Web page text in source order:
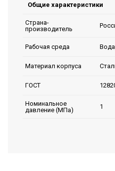
Общие характеристики
Страна-
производитель
Рабочая среда
Материал корпуса
ГОСТ
Номинальное
давление (МПа)
1